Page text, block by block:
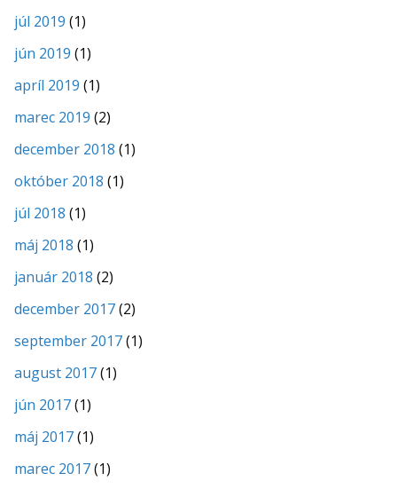
júl 2019 (1)
jún 2019 (1)
apríl 2019 (1)
marec 2019 (2)
december 2018 (1)
október 2018 (1)
júl 2018 (1)
máj 2018 (1)
január 2018 (2)
december 2017(2)
september 2017(1)
august 2017(1)
jún 2017(1)
máj 2017(1)
marec 2017(1)